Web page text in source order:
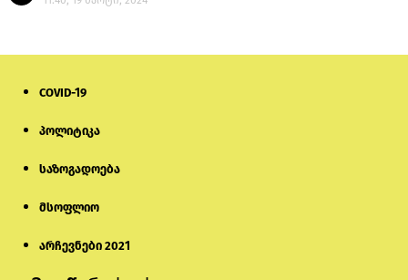
COVID-19
პოლიტიკა
საზოგადოება
მსოფლიო
არჩევნები 2021